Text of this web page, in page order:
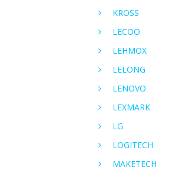
KROSS
LECOO
LEHMOX
LELONG
LENOVO
LEXMARK
LG
LOGITECH
MAKETECH